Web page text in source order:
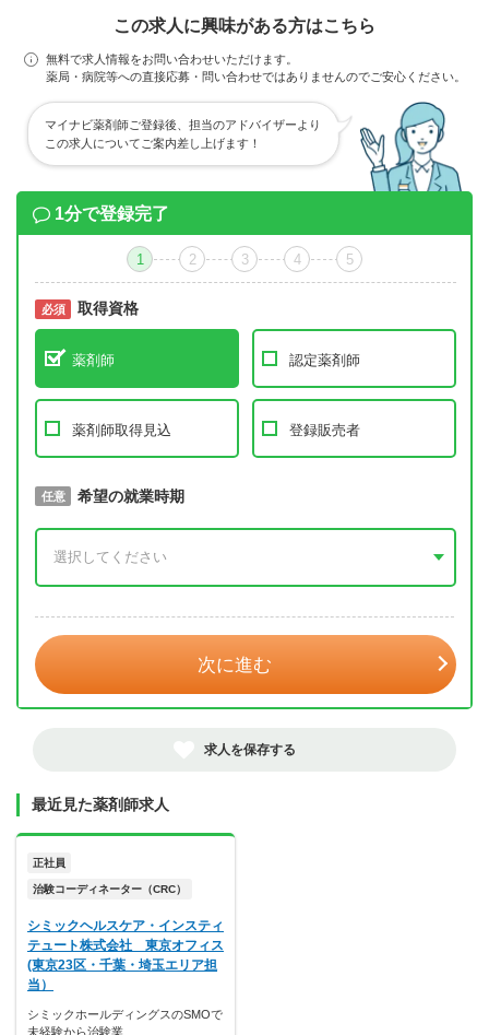
この求人に興味がある方はこちら
無料で求人情報をお問い合わせいただけます。
薬局・病院等への直接応募・問い合わせではありませんのでご安心ください。
マイナビ薬剤師ご登録後、担当のアドバイザーより
この求人についてご案内差し上げます！
1分で登録完了
1 2 3 4 5
必須 取得資格
薬剤師 認定薬剤師
薬剤師取得見込 登録販売者
必須 取得予定年
任意 希望の就業時期
次に進む
求人を保存する
最近見た薬剤師求人
正社員
治験コーディネーター（CRC）
シミックヘルスケア・インスティ
テュート株式会社 東京オフィス
(東京23区・千葉・埼玉エリア担
当）
シミックホールディングスのSMOで
未経験から治験業…